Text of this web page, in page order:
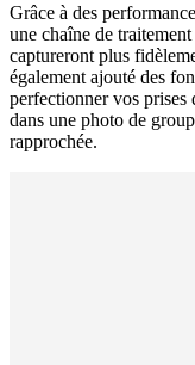
Grâce à des
une chaîne de
captureront plus
également ajouté des
perfectionner vos
dans une photo de
rapprochée.